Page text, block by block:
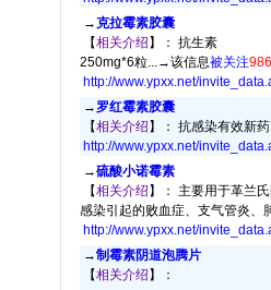
→克拉霉素胶囊
【相关介绍 】： 抗生素
250mg*6粒...→该信息被关注986
http://www.ypxx.net/
→ 罗红霉素胶囊
【相关介绍 】： 抗感染有效新
http://www.ypxx.net/
→硫酸小诺霉素
【相关介绍 】： 主要用于革兰
感染引起的败血症、支气管炎、
http://www.ypxx.net/
→制霉素阴道泡腾片
【相关介绍 】：